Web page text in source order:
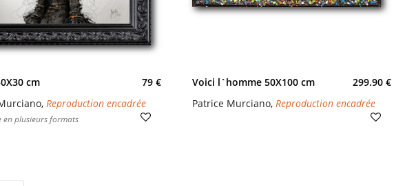
cm
79 €
, Reproduction encadrée
en plusieurs formats
Voici l`homme 50X100 cm
299.90 €
Patrice Murciano,Reproduction encadrée